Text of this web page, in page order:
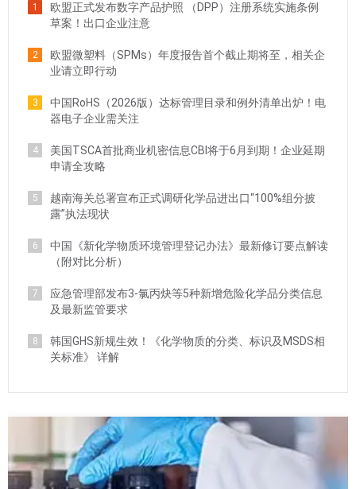
1
欧盟正式发布数字产品护照 （DPP）注册系统实施条例
草案！出口企业注意
2
欧盟微塑料（SPMs）年度报告首个截止期将至，相关企
业请立即行动
3
中国RoHS（2026版）达标管理目录和例外清单出炉！电
器电子企业需关注
4
美国TSCA首批商业机密信息CBI将于6月到期！企业延期
申请全攻略
5
越南海关总署宣布正式调研化学品进出口“100%组分披
露”执法现状
6
中国《新化学物质环境管理登记办法》最新修订要点解读
（附对比分析）
7
应急管理部发布3-氯丙炔等5种新增危险化学品分类信息
及最新监管要求
8
韩国GHS新规生效！《化学物质的分类、标识及MSDS相
关标准》 详解